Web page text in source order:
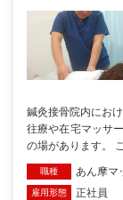
鍼灸接骨院内にお
往療や在宅マッサ
の場があります。
職種 あん摩マ
雇用形態 正社員